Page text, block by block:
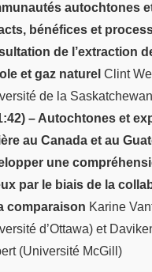
autochtones
bénéfices et
de l’extraction
et gaz naturel Clint
de la
– Autochtones et
au Canada et au
une
par le biais de la
comparaison Karine
d’Ottawa) et
(Université McGill)